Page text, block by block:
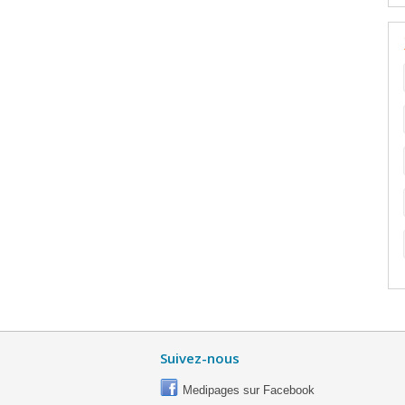
Suivez-nous
Medipages sur Facebook